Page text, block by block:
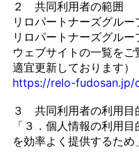
２ 共同利用者の範囲
リロパートナーズグルー
リロパートナーズグル
ウェブサイトの一覧を
適宜更新しております）
https://relo-
３ 共同利用者の利用目
「３．個人情報の利用
を効率よく提供するため」